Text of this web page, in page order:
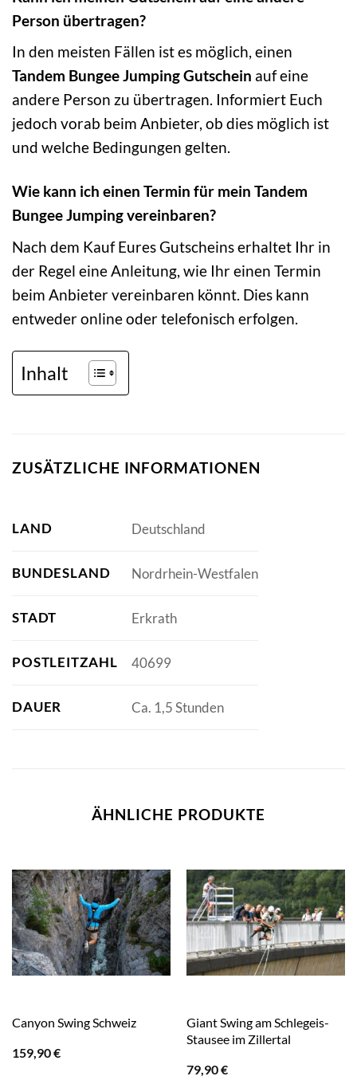
Person übertragen?
In den meisten Fällen ist es möglich, einen
Tandem Bungee Jumping Gutschein auf eine
andere Person zu übertragen. Informiert Euch
jedoch vorab beim Anbieter, ob dies möglich ist
und welche Bedingungen gelten.
Wie kann ich einen Termin für mein Tandem
Bungee Jumping vereinbaren?
Nach dem Kauf Eures Gutscheins erhaltet Ihr in
der Regel eine Anleitung, wie Ihr einen Termin
beim Anbieter vereinbaren könnt. Dies kann
entweder online oder telefonisch erfolgen.
Inhalt
ZUSÄTZLICHE INFORMATIONEN
LAND Deutschland
BUNDESLAND Nordrhein-Westfalen
STADT Erkrath
POSTLEITZAHL 40699
DAUER Ca. 1,5 Stunden
ÄHNLICHE PRODUKTE
Canyon Swing Schweiz
159,90€
Giant Swing am Schlegeis-
Stausee im Zillertal
79,90€